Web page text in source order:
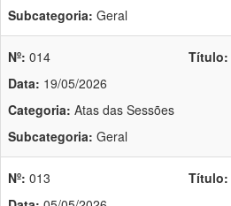
Subcategoria: Geral
Nº: 014
Data: 19/05/2026
Categoria: Atas das Sessões
Subcategoria: Geral
Título:
Nº: 013
Título: